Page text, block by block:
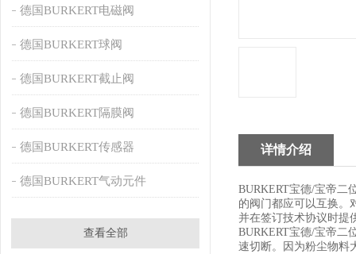
德国BURKERT电磁阀
德国BURKERT球阀
德国BURKERT截止阀
德国BURKERT隔膜阀
德国BURKERT传感器
德国BURKERT气动元件
查看全部
详情介绍
BURKERT宝德/宝帝二
的阀门都应可以互换。
并在签订技术协议时提
BURKERT宝德/宝帝二
速切断。因为粉尘物料